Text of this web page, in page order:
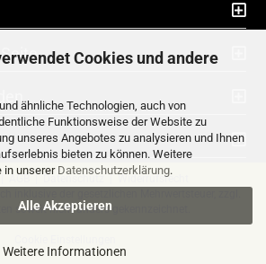
Cookies und andere
ähnliche Technologien, auch von
Funktionsweise der Website zu
unseres Angebotes zu analysieren und Ihnen
bieten zu können. Weitere
in unserer Datenschutzerklärung.
Alle Akzeptieren
Weitere Informationen
Widerrufsrecht
soweit nicht anders gekennzeichnet.